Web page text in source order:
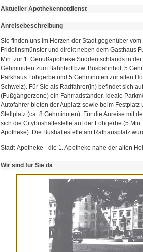
Aktueller Apothekennotdienst
Anreisebeschreibung
Sie finden uns im Herzen der Stadt gegenüber
Fridolinsmünster und direkt neben dem Gasthaus
Min. zur 1. Genußapotheke Süddeutschlands in
Gehminuten zum Bahnhof bzw. Busbahnhof, 5
Parkhaus Lohgerbe und 5 Gehminuten zur alten
Schweiz). Für Sie als Radfahrer(in) befindet sich
(Fußgängerzone) ein Fahrradständer. Ideale
Autofahrer bieten der Auplatz sowie beim Festplatz
Stellplatz (ca. 8 Gehminuten). Für die Anreise mit
sich die Citybushaltestelle auf der Lohgerbe (5
Apotheke). Die Bushaltestelle am Rathausplatz
Stadt-Apotheke - die 1. Apotheke nahe der alten
Wir sind für Sie da